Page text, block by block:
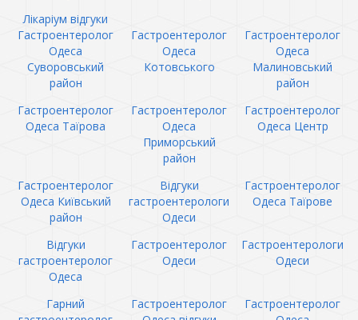
Лікаріум відгуки
Гастроентеролог
Одеса
Суворовський
район
Гастроентеролог
Одеса
Котовського
Гастроентеролог
Одеса
Малиновський
район
Гастроентеролог
Одеса Таїрова
Гастроентеролог
Одеса
Приморський
район
Гастроентеролог
Одеса Центр
Гастроентеролог
Одеса Київський
район
Відгуки
гастроентерологи
Одеси
Гастроентеролог
Одеса Таїрове
Відгуки
гастроентеролог
Одеса
Гастроентеролог
Одеси
Гастроентерологи
Одеси
Гарний
Гастроентеролог
Гастроентеролог